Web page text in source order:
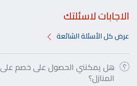
الاجابات لاسئلتك
عرض كل الأسئلة الشائعة
هل يمكنني الحصول على خصم على
المنازل؟